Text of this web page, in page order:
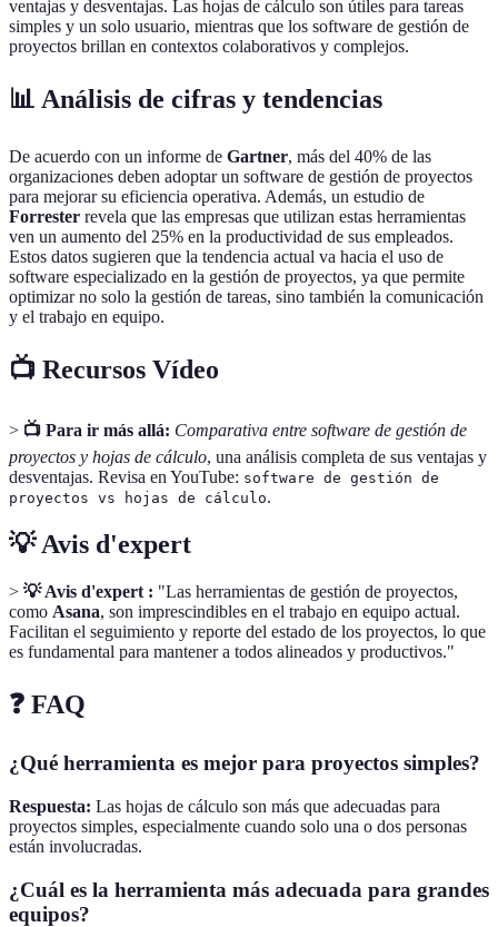
ventajas y desventajas. Las hojas de cálculo son útiles para tareas
simples y un solo usuario, mientras que los software de gestión de
proyectos brillan en contextos colaborativos y complejos.
📊 Análisis de cifras y tendencias
De acuerdo con un informe de Gartner, más del 40% de las
organizaciones deben adoptar un software de gestión de proyectos
para mejorar su eficiencia operativa. Además, un estudio de
Forrester revela que las empresas que utilizan estas herramientas
ven un aumento del 25% en la productividad de sus empleados.
Estos datos sugieren que la tendencia actual va hacia el uso de
software especializado en la gestión de proyectos, ya que permite
optimizar no solo la gestión de tareas, sino también la comunicación
y el trabajo en equipo.
📺 Recursos Vídeo
> 📺 Para ir más allá: Comparativa entre software de gestión de
proyectos y hojas de cálculo, una análisis completa de sus ventajas y
desventajas. Revisa en YouTube: software de gestión de
proyectos vs hojas de cálculo.
💡 Avis d'expert
> 💡 Avis d'expert : "Las herramientas de gestión de proyectos,
como Asana, son imprescindibles en el trabajo en equipo actual.
Facilitan el seguimiento y reporte del estado de los proyectos, lo que
es fundamental para mantener a todos alineados y productivos."
❓ FAQ
¿Qué herramienta es mejor para proyectos simples?
Respuesta: Las hojas de cálculo son más que adecuadas para
proyectos simples, especialmente cuando solo una o dos personas
están involucradas.
¿Cuál es la herramienta más adecuada para grandes
equipos?